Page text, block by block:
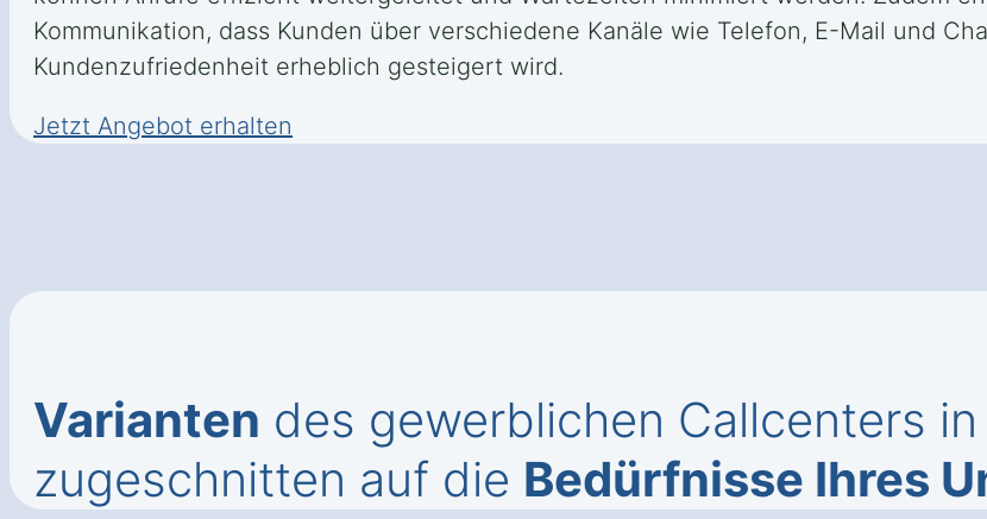
Kommunikation, dass Kunden über verschiedene Kanäle wie Telefon, E-Mail und
Kundenzufriedenheit erheblich gesteigert wird.
Jetzt Angebot erhalten
Varianten des gewerblichen Callcenters
zugeschnitten auf die Bedürfnisse Ihres